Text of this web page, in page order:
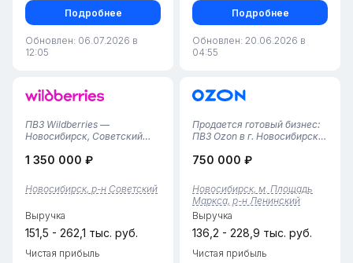
Подробнее
Обновлен: 06.07.2026 в
12:05
Подробнее
Обновлен: 20.06.2026 в
04:55
ПВЗ Wildberries —
Новосибирск, Советский
(выгодные условия
Персонал: 2 опытных
сотрудника (готовы
Действующий, прибыльный
бизнес.• Комплектаци...
1 350 000 ₽
Новосибирск, р-н Советский
Выручка
151,5 - 262,1 тыс. руб.
Чистая прибыль
Продается готовый бизнес:
ПВЗ Ozon в г. Новосибирск!
готовый, успешно
объект — пункт выдачи
заказов Ozon.Площадь — 64
кв. м: просторная
клиентская зона, совр...
750 000 ₽
Новосибирск, м. Площадь
Маркса, р-н Ленинский
Выручка
136,2 - 228,9 тыс. руб.
Чистая прибыль